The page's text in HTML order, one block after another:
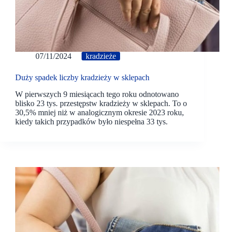
07/11/2024 kradzieże
Duży spadek liczby kradzieży w sklepach
W pierwszych 9 miesiącach tego roku odnotowano
blisko 23 tys. przestępstw kradzieży w sklepach. To o
30,5% mniej niż w analogicznym okresie 2023 roku,
kiedy takich przypadków było niespełna 33 tys.